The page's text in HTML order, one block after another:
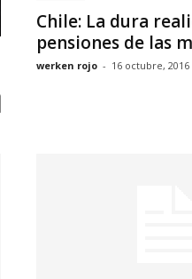
Chile: La dura
pensiones de las
werken rojo - 16 octubre, 2016